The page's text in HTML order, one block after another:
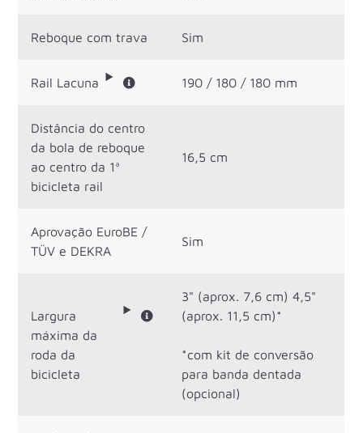
Reboque com trava Sim
Rail Lacuna 190 / 180 / 180 mm
Distância do centro
da bola de reboque
ao centro da 1ª
bicicleta rail
16,5 cm
Aprovação EuroBE /
TÜV e DEKRA
Sim
Largura
máxima da
roda da
bicicleta
3" (aprox. 7,6 cm) 4,5"
(aprox. 11,5 cm)*
*com kit de conversão
para banda dentada
(opcional)